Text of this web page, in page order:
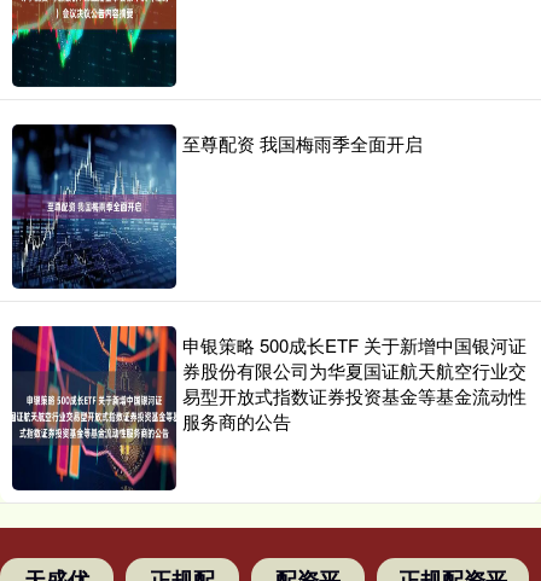
至尊配资 我国梅雨季全面开启
申银策略 500成长ETF 关于新增中国银河证
券股份有限公司为华夏国证航天航空行业交
易型开放式指数证券投资基金等基金流动性
服务商的公告